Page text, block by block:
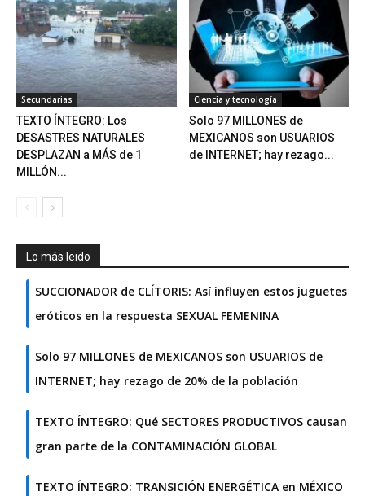
Secundarias
TEXTO ÍNTEGRO: Los
DESASTRES NATURALES
DESPLAZAN a MÁS de 1
MILLÓN...
Ciencia y tecnología
Solo 97 MILLONES de
MEXICANOS son USUARIOS
de INTERNET; hay rezago...
Lo más leido
SUCCIONADOR de CLÍTORIS: Así influyen estos juguetes
eróticos en la respuesta SEXUAL FEMENINA
Solo 97 MILLONES de MEXICANOS son USUARIOS de
INTERNET; hay rezago de 20% de la población
TEXTO ÍNTEGRO: Qué SECTORES PRODUCTIVOS causan
gran parte de la CONTAMINACIÓN GLOBAL
TEXTO ÍNTEGRO: TRANSICIÓN ENERGÉTICA en MÉXICO